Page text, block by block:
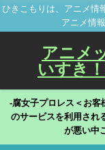
ひきこもりは、アニメ情
アニメ情
アニメ
いすき
-腐女子プロレス＜お客
のサービスを利用され
が悪い中